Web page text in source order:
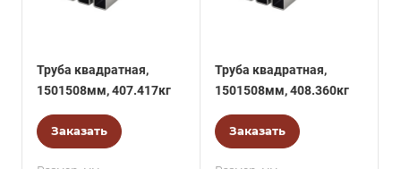
Труба квадратная,
1501508мм, 407.417кг
Заказать
Труба квадратная,
1501508мм, 408.360кг
Заказать